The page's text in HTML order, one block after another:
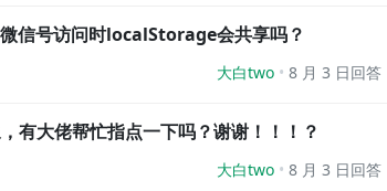
信号访问时localStorage会共享吗？
大白two 8 月 3 日回答
有大佬帮忙指点一下吗？谢谢！！！？
大白two 8 月 3 日回答